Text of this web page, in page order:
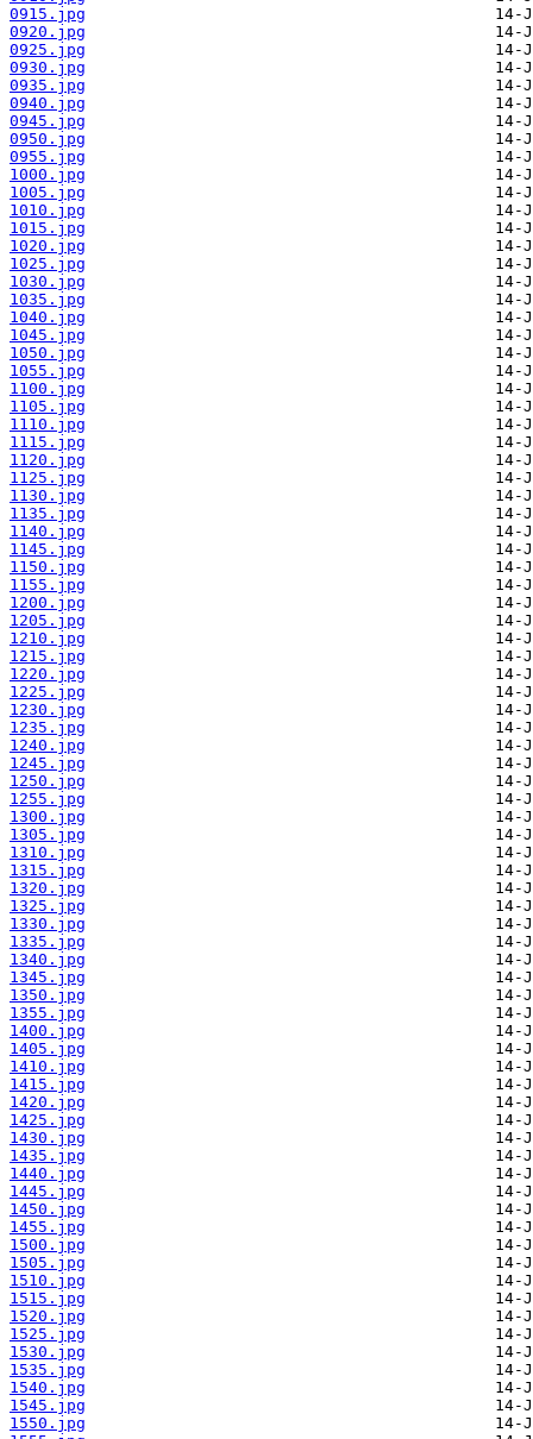
0915.jpg
0920.jpg
0925.jpg
0930.jpg
0935.jpg
0940.jpg
0945.jpg
0950.jpg
0955.jpg
1000.jpg
1005.jpg
1010.jpg
1015.jpg
1020.jpg
1025.jpg
1030.jpg
1035.jpg
1040.jpg
1045.jpg
1050.jpg
1055.jpg
1100.jpg
1105.jpg
1110.jpg
1115.jpg
1120.jpg
1125.jpg
1130.jpg
1135.jpg
1140.jpg
1145.jpg
1150.jpg
1155.jpg
1200.jpg
1205.jpg
1210.jpg
1215.jpg
1220.jpg
1225.jpg
1230.jpg
1235.jpg
1240.jpg
1245.jpg
1250.jpg
1255.jpg
1300.jpg
1305.jpg
1310.jpg
1315.jpg
1320.jpg
1325.jpg
1330.jpg
1335.jpg
1340.jpg
1345.jpg
1350.jpg
1355.jpg
1400.jpg
1405.jpg
1410.jpg
1415.jpg
1420.jpg
1425.jpg
1430.jpg
1435.jpg
1440.jpg
1445.jpg
1450.jpg
1455.jpg
1500.jpg
1505.jpg
1510.jpg
1515.jpg
1520.jpg
1525.jpg
1530.jpg
1535.jpg
1540.jpg
1545.jpg
1550.jpg